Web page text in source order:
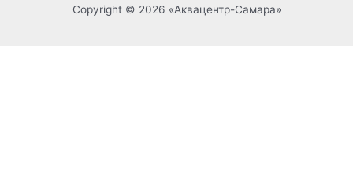
Copyright © 2026 «Аквацентр-Самара»